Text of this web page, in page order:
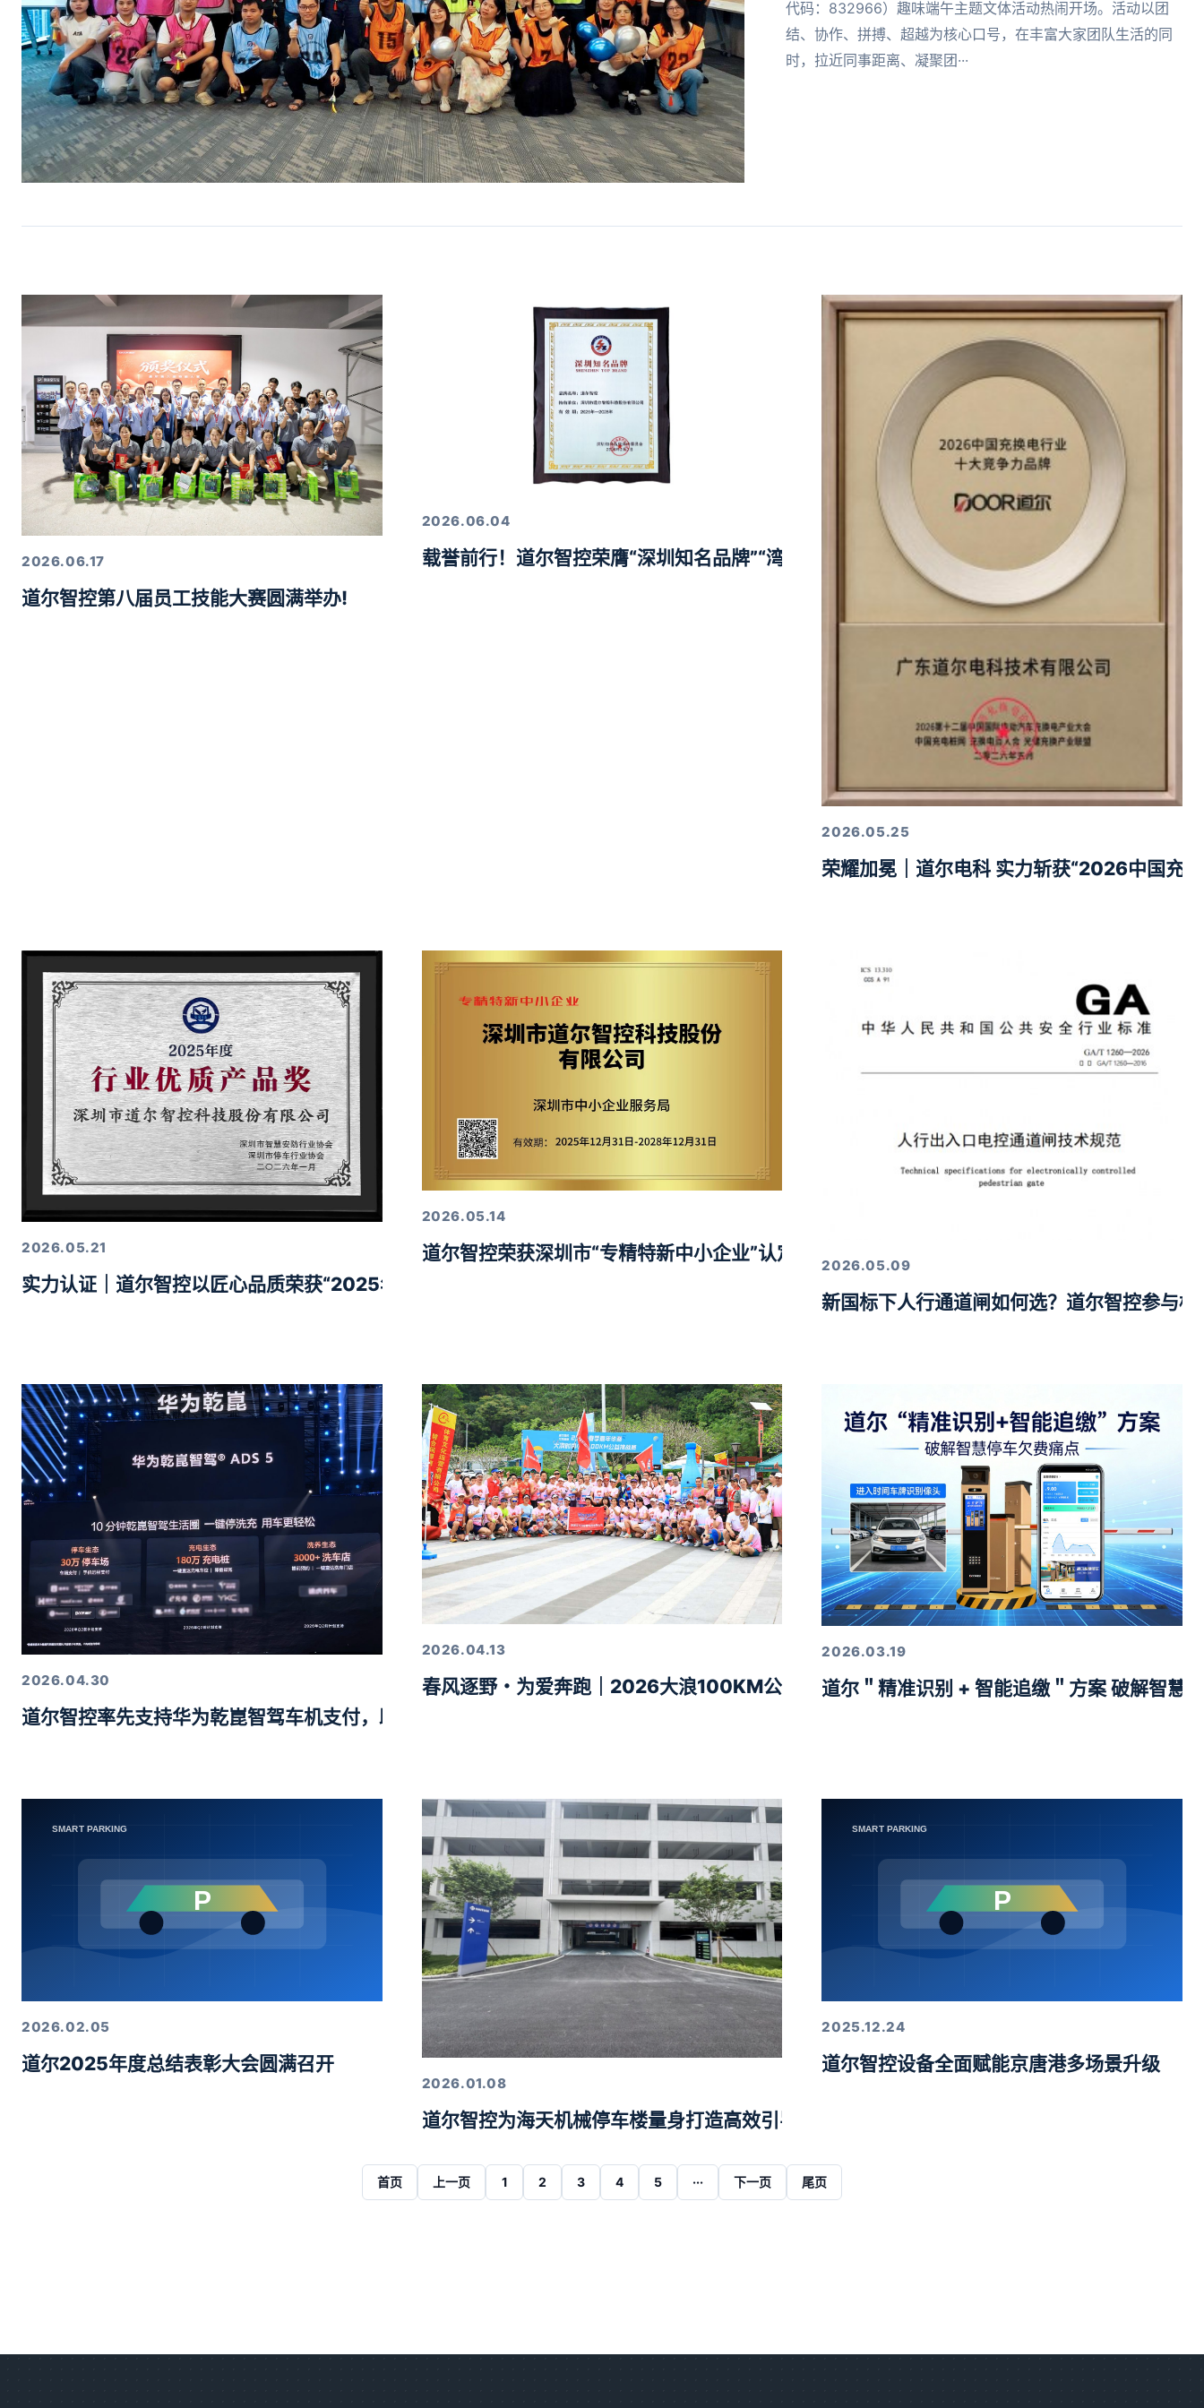
代码：832966）趣味端午主题文体活动热闹开场。活动以团
结、协作、拼搏、超越为核心口号，在丰富大家团队生活的同
时，拉近同事距离、凝聚团···
2026.06.17
道尔智控第八届员工技能大赛圆满举办!
2026.06.04
载誉前行！道尔智控荣膺“深圳知名品牌”“湾区知名品牌”双重认证
2026.05.25
荣耀加冕｜道尔电科 实力斩获“2026中国充
2026.05.21
实力认证｜道尔智控以匠心品质荣获“2025年度行业优质产品奖”
2026.05.14
道尔智控荣获深圳市“专精特新中小企业”认定，以硬核技术筑牢行业标杆
2026.05.09
新国标下人行通道闸如何选？道尔智控参与
2026.04.30
道尔智控率先支持华为乾崑智驾车机支付，助力10分钟智驾生活圈落地
2026.04.13
春风逐野・为爱奔跑｜2026大浪100KM公益挑战赛圆满举行
2026.03.19
道尔＂精准识别 + 智能追缴＂方案 破解智慧
2026.02.05
道尔2025年度总结表彰大会圆满召开
2026.01.08
道尔智控为海天机械停车楼量身打造高效引导解决方案
2025.12.24
道尔智控设备全面赋能京唐港多场景升级
首页 上一页 1 2 3 4 5 ··· 下一页 尾页